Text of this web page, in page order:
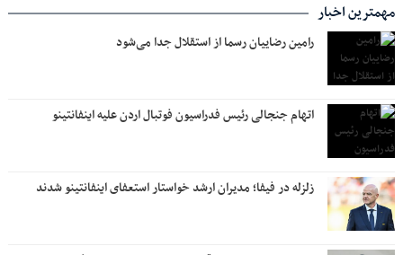
مهمترین اخبار
رامین رضاییان رسما از استقلال جدا می‌شود
اتهام جنجالی رئیس فدراسیون فوتبال اردن علیه اینفانتینو
زلزله در فیفا؛ مدیران ارشد خواستار استعفای اینفانتینو شدند